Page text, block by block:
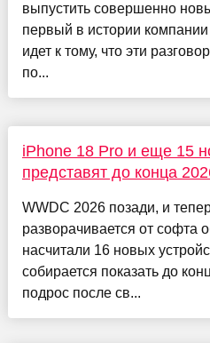
выпустить совершенно
первый в истории
идет к тому, что эти
по...
iPhone 18 Pro и еще 15
представят до конца
WWDC 2026 позади, и
разворачивается от софта
насчитали 16 новых
собирается показать до
подрос после св...